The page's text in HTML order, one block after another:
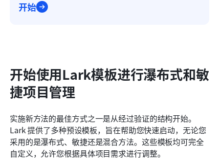
开始
开始使用Lark模板进行瀑布式和敏
捷项目管理
实施新方法的最佳方式之一是从经过验证的结构开始。
Lark 提供了多种预设模板，旨在帮助您快速启动，无论您
采用的是瀑布式、敏捷还是混合方法。这些模板均可完全
自定义，允许您根据具体项目需求进行调整。